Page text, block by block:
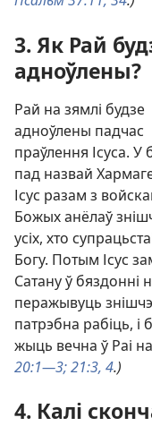
3. Як Рай
адноўлены?
Рай на зямлі будзе
адноўлены падчас
праўлення Ісуса. У
пад назвай
Ісус разам з
Божых анёлаў
усіх, хто
Богу. Потым Ісус
Сатану ў бяздонні
перажывуць
патрэбна рабіць, і
жыць вечна ў Раі
20:1—3;21:3, 4.)
4. Калі